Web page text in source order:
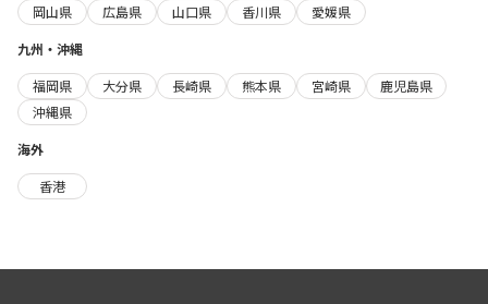
岡山県
広島県 山口県 香川県
愛媛県
九州・沖縄
福岡県
大分県 長崎県 熊本県 宮崎県
鹿児島県
沖縄県
海外
香港